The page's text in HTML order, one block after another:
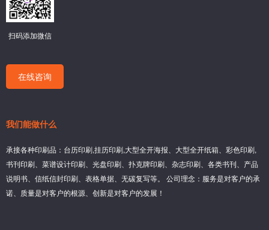
扫码添加微信
在线咨询
我们能做什么
承接各种印刷品：台历印刷,挂历印刷,大型全开海报、大型全开纸箱、彩色印刷,
书刊印刷、菜谱设计印刷、光盘印刷、扑克牌印刷、杂志印刷、各类书刊、产品
说明书、信纸信封印刷、表格单据、无碳复写等。 公司理念：服务是对客户的承
诺、质量是对客户的根源、创新是对客户的发展！